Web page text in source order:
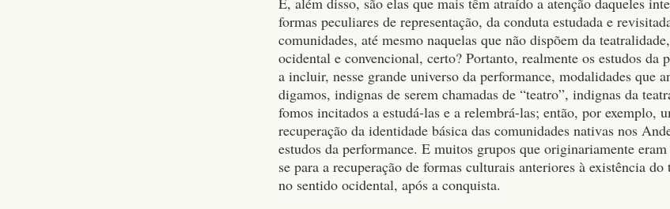
formas peculiares de representação, da conduta estudada e
comunidades, até mesmo naquelas que não dispõem da
ocidental e convencional, certo? Portanto, realmente os estudos da
a incluir, nesse grande universo da performance, modalidades que
digamos, indignas de serem chamadas de “teatro”, indignas da
fomos incitados a estudá-las e a relembrá-las; então, por exemplo,
recuperação da identidade básica das comunidades nativas nos
estudos da performance. E muitos grupos que originariamente
se para a recuperação de formas culturais anteriores à existência
no sentido ocidental, após a conquista.